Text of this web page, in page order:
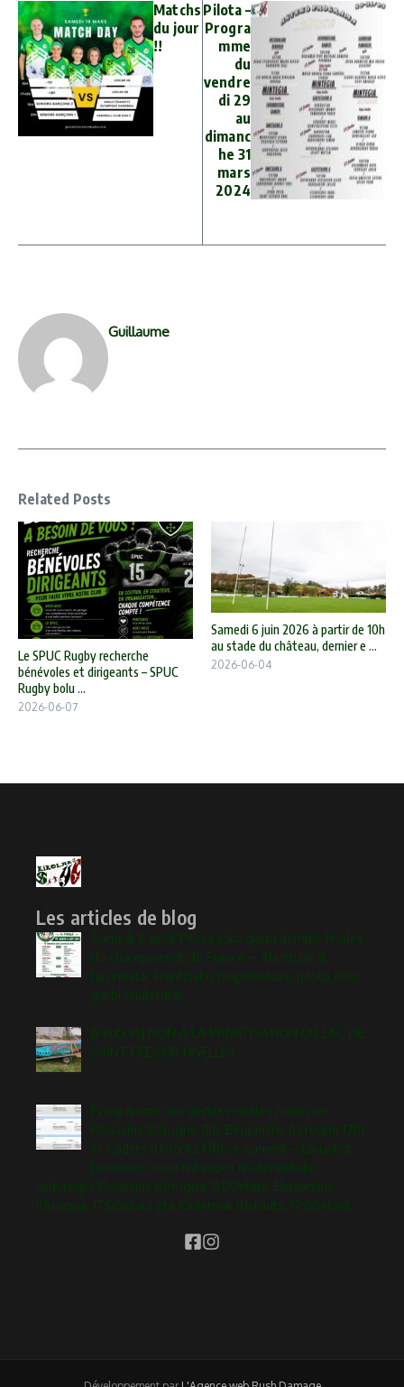
Matchs
du jour
!!
Pilota –
Progra
mme
du
vendre
di 29
au
dimanc
he 31
mars
2024
Guillaume
Related Posts
Le SPUC Rugby recherche
bénévoles et dirigeants – SPUC
Rugby bolu ...
2026-06-07
Samedi 6 juin 2026 à partir de 10h
au stade du château, dernier e ...
2026-06-04
Les articles de blog
Samedi 8 août Pilota joko garbi demies-finales
du championnat de France – Abuztuak 8,
larunbata: Frantziako txapelketako pilota joko
garbi finalerdiak
[Pétition] NON A LA PRIVATISATION DU LAC DE
SAINT PEE SUR NIVELLE !
Programme des demies-finales main nue
Poussins (Urrugne 11h), Benjamins (Urrugne 17h)
et Cadets (Ustaritz 17h) ce samedi – Larunbat
honetako esku hutsezko finalerdietako
ordutegia: Poussins (Urrugna, 11:00etan), Benjamins
(Urrugna, 17:00etan) eta Kadeteak (Ustaritz, 17:00etan).